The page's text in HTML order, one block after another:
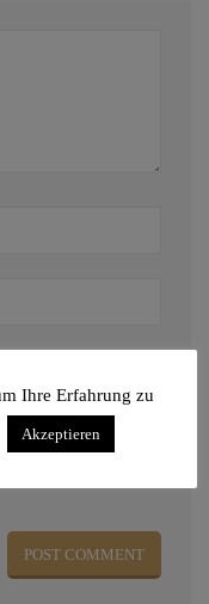
Ihre Erfahrung zu
Akzeptieren